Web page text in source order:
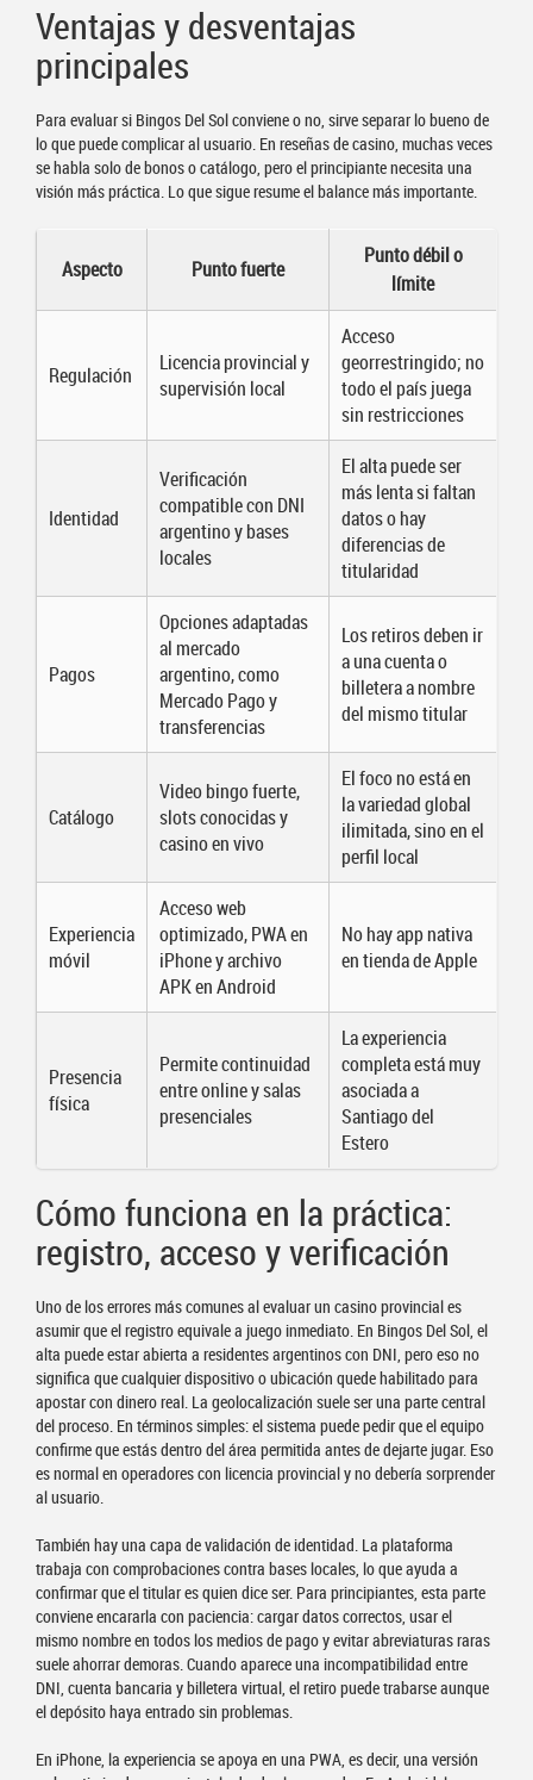
Ventajas y desventajas
principales
Para evaluar si Bingos Del Sol conviene o no, sirve separar lo bueno de
lo que puede complicar al usuario. En reseñas de casino, muchas veces
se habla solo de bonos o catálogo, pero el principiante necesita una
visión más práctica. Lo que sigue resume el balance más importante.
Aspecto Punto fuerte
Punto débil o
límite
Regulación
Licencia provincial y
supervisión local
Acceso
georrestringido; no
todo el país juega
sin restricciones
Identidad
Verificación
compatible con DNI
argentino y bases
locales
El alta puede ser
más lenta si faltan
datos o hay
diferencias de
titularidad
Pagos
Opciones adaptadas
al mercado
argentino, como
Mercado Pago y
transferencias
Los retiros deben ir
a una cuenta o
billetera a nombre
del mismo titular
Catálogo
Video bingo fuerte,
slots conocidas y
casino en vivo
El foco no está en
la variedad global
ilimitada, sino en el
perfil local
Experiencia
móvil
Acceso web
optimizado, PWA en
iPhone y archivo
APK en Android
No hay app nativa
en tienda de Apple
Presencia
física
Permite continuidad
entre online y salas
presenciales
La experiencia
completa está muy
asociada a
Santiago del
Estero
Cómo funciona en la práctica:
registro, acceso y verificación
Uno de los errores más comunes al evaluar un casino provincial es
asumir que el registro equivale a juego inmediato. En Bingos Del Sol, el
alta puede estar abierta a residentes argentinos con DNI, pero eso no
significa que cualquier dispositivo o ubicación quede habilitado para
apostar con dinero real. La geolocalización suele ser una parte central
del proceso. En términos simples: el sistema puede pedir que el equipo
confirme que estás dentro del área permitida antes de dejarte jugar. Eso
es normal en operadores con licencia provincial y no debería sorprender
al usuario.
También hay una capa de validación de identidad. La plataforma
trabaja con comprobaciones contra bases locales, lo que ayuda a
confirmar que el titular es quien dice ser. Para principiantes, esta parte
conviene encararla con paciencia: cargar datos correctos, usar el
mismo nombre en todos los medios de pago y evitar abreviaturas raras
suele ahorrar demoras. Cuando aparece una incompatibilidad entre
DNI, cuenta bancaria y billetera virtual, el retiro puede trabarse aunque
el depósito haya entrado sin problemas.
En iPhone, la experiencia se apoya en una PWA, es decir, una versión